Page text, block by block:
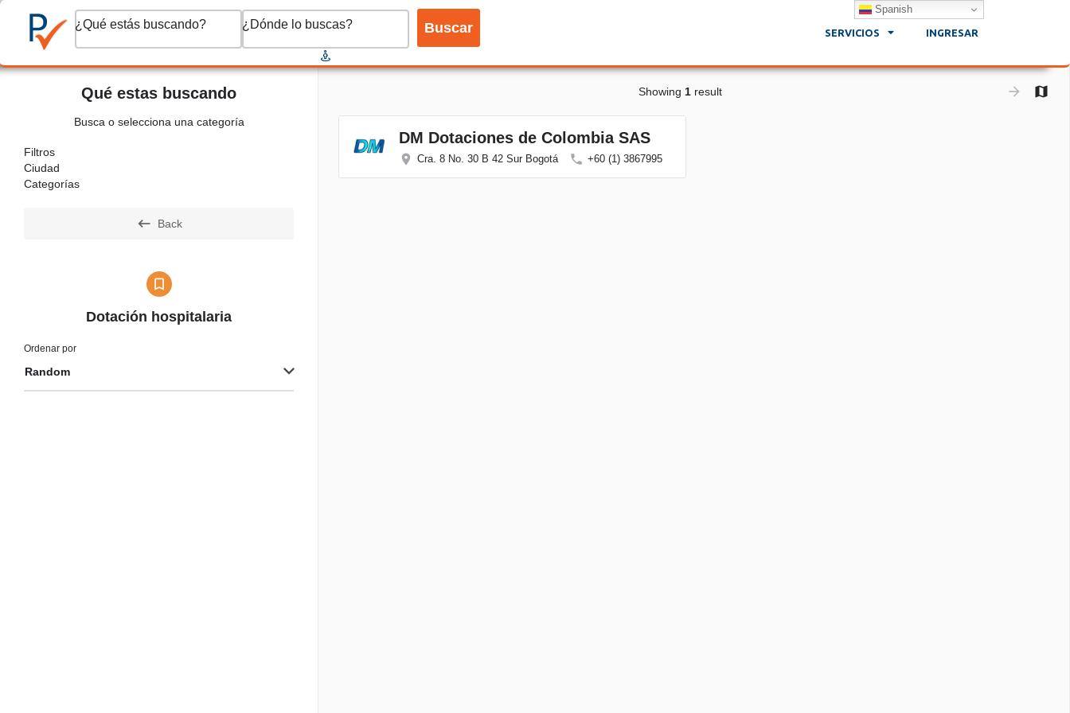
¿Qué estás buscando? ¿Dónde lo buscas? Buscar SERVICIOS INGRESAR
Qué estas buscando
Busca o selecciona una categoría
Filtros
Ciudad
Categorías
Back
Dotación hospitalaria
Random
Ordenar por
Showing 1result
DM Dotaciones de Colombia SAS
Cra. 8 No. 30 B 42 Sur Bogotá +60 (1) 3867995
Spanish